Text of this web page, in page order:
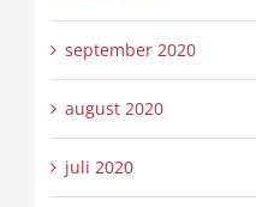
september 2020
august 2020
juli 2020